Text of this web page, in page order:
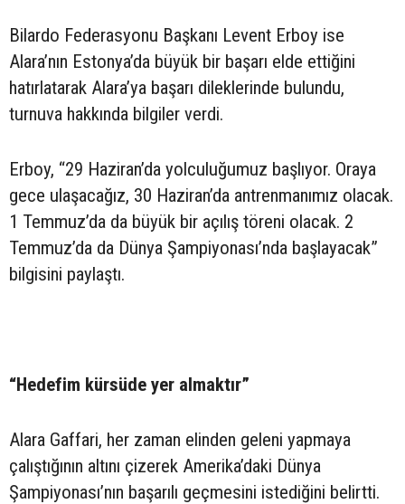
Bilardo Federasyonu Başkanı Levent Erboy ise
Alara’nın Estonya’da büyük bir başarı elde ettiğini
hatırlatarak Alara’ya başarı dileklerinde bulundu,
turnuva hakkında bilgiler verdi.
Erboy, “29 Haziran’da yolculuğumuz başlıyor. Oraya
gece ulaşacağız, 30 Haziran’da antrenmanımız olacak.
1 Temmuz’da da büyük bir açılış töreni olacak. 2
Temmuz’da da Dünya Şampiyonası’nda başlayacak”
bilgisini paylaştı.
“Hedefim kürsüde yer almaktır”
Alara Gaffari, her zaman elinden geleni yapmaya
çalıştığının altını çizerek Amerika’daki Dünya
Şampiyonası’nın başarılı geçmesini istediğini belirtti.